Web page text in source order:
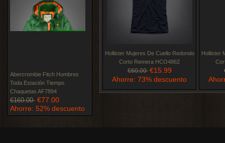
Abercrombie Fitch Hombres
Toda Estación Tiempo
Chaquetas AF7894
€160.00 €77.00
Ahorre: 52% descuento
Hollister Mujeres De Cuello Redondo
Corto Remera HCO4862
€60.00 €15.99
Ahorre: 73% descuento
Hollister